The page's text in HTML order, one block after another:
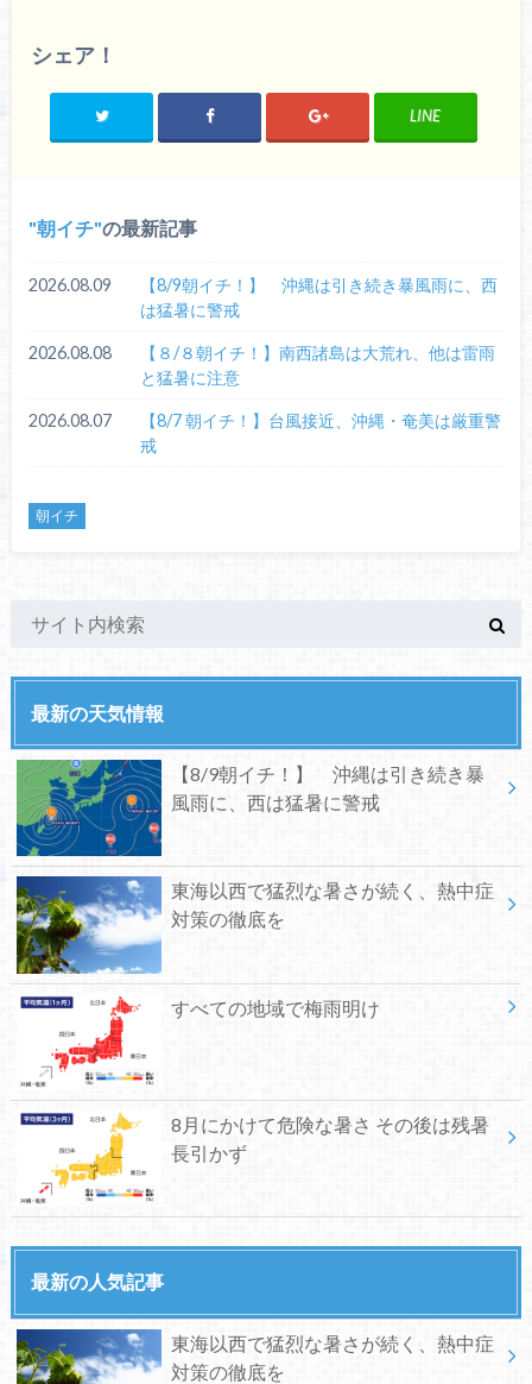
シェア！
LINE
朝イチ の最新記事
2026.08.09
【8/9朝イチ！】 沖縄は引き続き暴風雨に、西
は猛暑に警戒
2026.08.08
【８/８朝イチ！】南西諸島は大荒れ、他は雷雨
と猛暑に注意
2026.08.07
【8/7 朝イチ！】台風接近、沖縄・奄美は厳重警
戒
朝イチ
最新の天気情報
【8/9朝イチ！】 沖縄は引き続き暴
風雨に、西は猛暑に警戒
東海以西で猛烈な暑さが続く、熱中症
対策の徹底を
すべての地域で梅雨明け
8月にかけて危険な暑さ その後は残暑
長引かず
最新の人気記事
東海以西で猛烈な暑さが続く、熱中症
対策の徹底を